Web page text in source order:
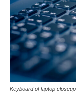
Keyboard of laptop closeup